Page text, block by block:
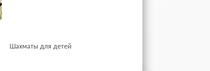
Шахматы для детей